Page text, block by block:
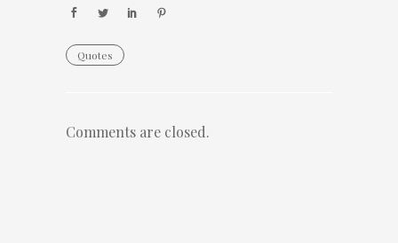
Quotes
Comments are closed.